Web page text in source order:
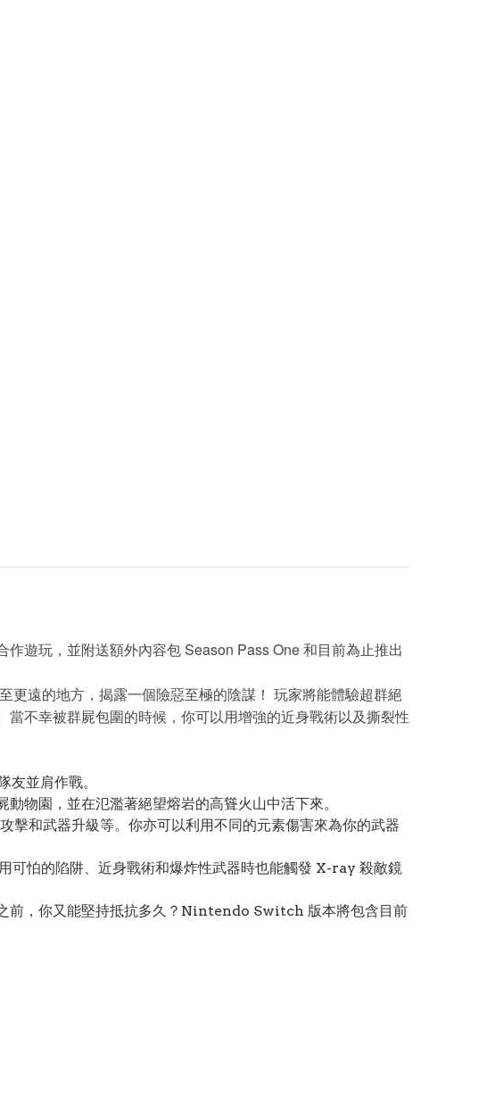
遊玩，並附送額外內容包 Season Pass One 和目前為止推出
遠的地方，揭露一個險惡至極的陰謀！ 玩家將能體驗超群絕
不幸被群屍包圍的時候，你可以用增強的近身戰術以及撕裂性
並肩作戰。
物園，並在氾濫著絕望熔岩的高聳火山中活下來。
擊和武器升級等。你亦可以利用不同的元素傷害來為你的武器
怕的陷阱、近身戰術和爆炸性武器時也能觸發 X-ray 殺敵鏡
前，你又能堅持抵抗多久？Nintendo Switch 版本將包含目前